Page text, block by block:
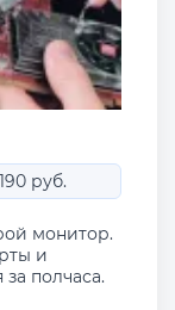
руб.
монитор.
и
полчаса.